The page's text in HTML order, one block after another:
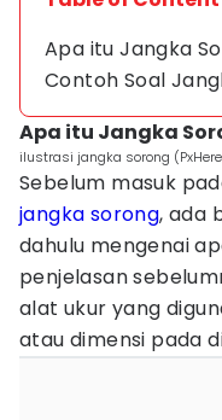
Apa itu Jangka
Contoh Soal
Apa itu Jangka
ilustrasi jangka sorong
Sebelum masuk
jangka sorong, ada
dahulu mengenai
penjelasan
alat ukur yang
atau dimensi pada